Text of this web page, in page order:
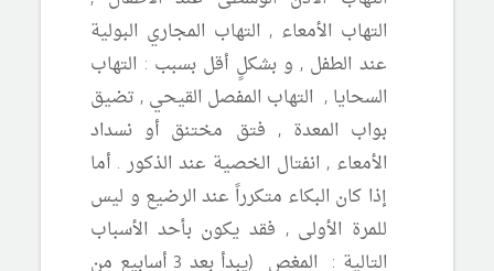
التهاب الأمعاء , التهاب المجاري البولية
عند الطفل , و بشكلٍ أقل بسبب : التهاب
السحايا , التهاب المفصل القيحي , تضيق
بواب المعدة , فتق مختنق أو نسداد
الأمعاء , انفتال الخصية عند الذكور . أما
إذا كان البكاء متكرراً عند الرضيع و ليس
للمرة الأولى , فقد يكون بأحد الأسباب
التالية : المغص (يبدأ بعد 3 أسابيع من